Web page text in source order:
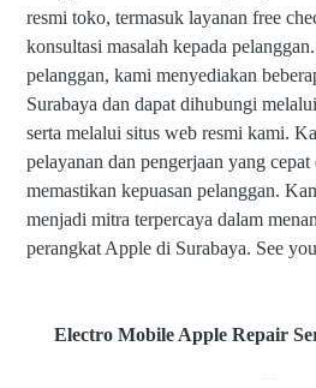
resmi toko, termasuk layanan free
konsultasi masalah kepada
pelanggan, kami menyediakan
Surabaya dan dapat dihubungi
serta melalui situs web resmi kami.
pelayanan dan pengerjaan yang
memastikan kepuasan pelanggan.
menjadi mitra terpercaya dalam
perangkat Apple di Surabaya. See
Electro Mobile Apple Repair